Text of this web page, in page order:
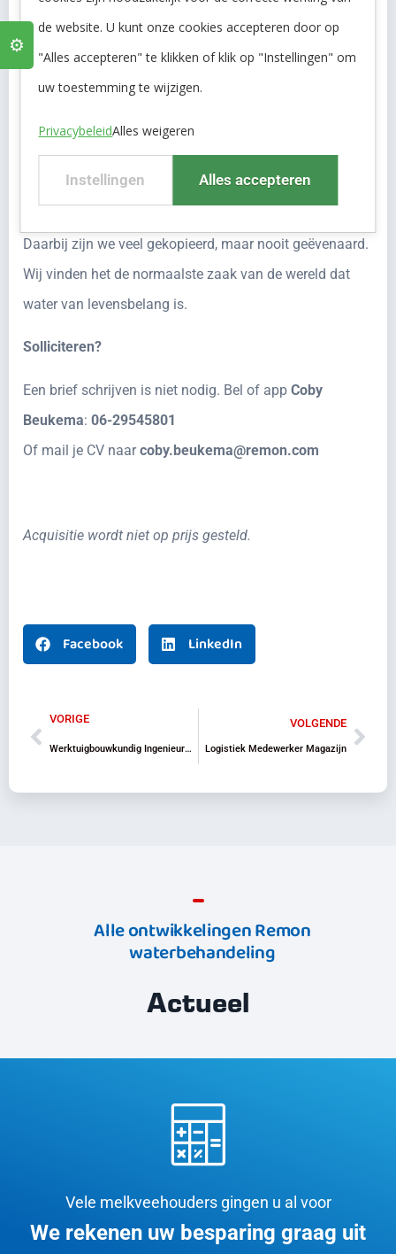
Personeelsuitjes, kerstpakket, betrokken team
Over Remon Waterbehandeling
Wij zijn Remon. Een innovatief Europees opererend
familiebedrijf met Noord-Nederlandse roots. Wij zijn
mensen met water in onze aderen, een nuchtere blik en
poten in de klei. Vanuit onze visie en ervaring maken wij
Daarbij zijn we veel gekopieerd, maar nooit geëvenaard.
Wij vinden het de normaalste zaak van de wereld dat
water van levensbelang is.
Solliciteren?
Een brief schrijven is niet nodig. Bel of app Coby
Beukema: 06-29545801
Of mail je CV naarcoby.beukema@remon.com
Acquisitie wordt niet op prijs gesteld.
Facebook LinkedIn
VORIGE
Werktuigbouwkundig Ingenieur (MBO/HBO)
VOLGENDE
Logistiek Medewerker Magazijn
Alle ontwikkelingen Remon
waterbehandeling
Actueel
Vele melkveehouders gingen u al voor
We rekenen uw besparing graag uit
de website. U kunt onze cookies accepteren door op
"Alles accepteren" te klikken of klik op "Instellingen" om
uw toestemming te wijzigen.
PrivacybeleidAlles weigeren
Instellingen Alles accepteren
⚙️